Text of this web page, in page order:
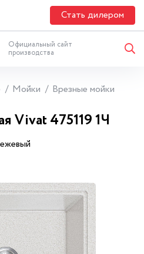
Стать дилером
Официальный сайт
производства
Мойки Врезные мойки
Vivat 475119 1Ч